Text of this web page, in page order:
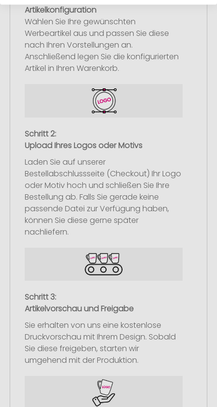
Artikelkonfiguration
Wählen Sie Ihre gewünschten
Werbeartikel aus und passen Sie diese
nach Ihren Vorstellungen an.
Anschließend legen Sie die konfigurierten
Artikel in Ihren Warenkorb.
Schritt 2:
Upload Ihres Logos oder Motivs
Laden Sie auf unserer
Bestellabschlussseite (Checkout) Ihr Logo
oder Motiv hoch und schließen Sie Ihre
Bestellung ab. Falls Sie gerade keine
passende Datei zur Verfügung haben,
können Sie diese gerne später
nachliefern.
Schritt 3:
Artikelvorschau und Freigabe
Sie erhalten von uns eine kostenlose
Druckvorschau mit Ihrem Design. Sobald
Sie diese freigeben, starten wir
umgehend mit der Produktion.